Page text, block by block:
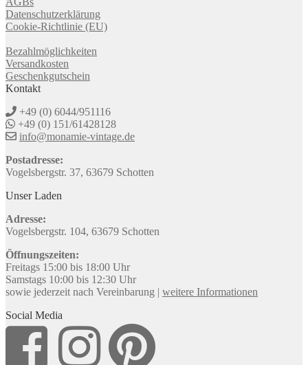
Datenschutzerklärung
Cookie-Richtlinie (EU)
Bezahlmöglichkeiten
Versandkosten
Geschenkgutschein
Kontakt
+49 (0) 6044/951116
+49 (0) 151/61428128
info@monamie-vintage.de
Postadresse:
Vogelsbergstr. 37, 63679 Schotten
Unser Laden
Adresse:
Vogelsbergstr. 104, 63679 Schotten
Öffnungszeiten:
Freitags 15:00 bis 18:00 Uhr
Samstags 10:00 bis 12:30 Uhr
sowie jederzeit nach Vereinbarung | weitere Informationen
Social Media